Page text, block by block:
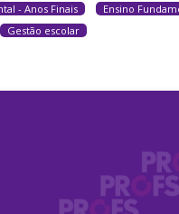
- Anos Finais
Ensino
Gestão escolar